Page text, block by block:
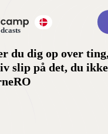
du dig op over
slip på det, du